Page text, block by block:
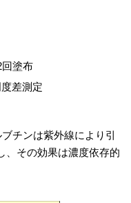
塗布
差測定
チンは紫外線により引
、その効果は濃度依存的